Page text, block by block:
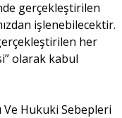
gerçekleştirilen
işlenebilecektir.
her
olarak kabul
Ve Hukuki Sebepleri